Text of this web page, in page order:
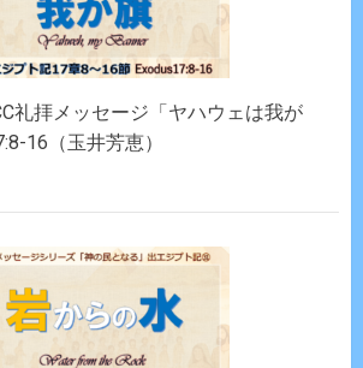
礼拝メッセージ「ヤハウェは我が
16（玉井芳恵）